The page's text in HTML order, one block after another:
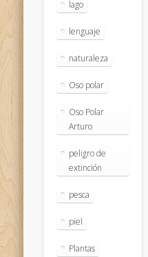
lago
lenguaje
naturaleza
Oso polar
Oso Polar
Arturo
peligro de
extinción
pesca
piel
Plantas